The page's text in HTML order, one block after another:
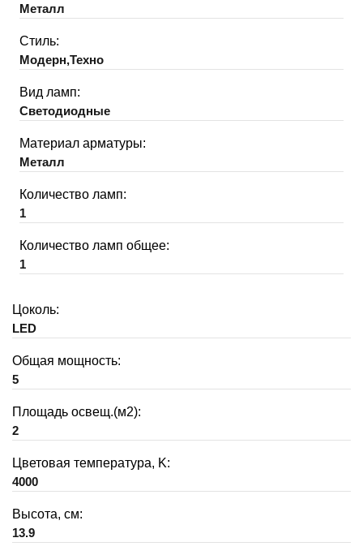
Металл
Стиль:
Модерн,Техно
Вид ламп:
Светодиодные
Материал арматуры:
Металл
Количество ламп:
1
Количество ламп общее:
1
Цоколь:
LED
Общая мощность:
5
Площадь освещ.(м2):
2
Цветовая температура, K:
4000
Высота, см:
13.9